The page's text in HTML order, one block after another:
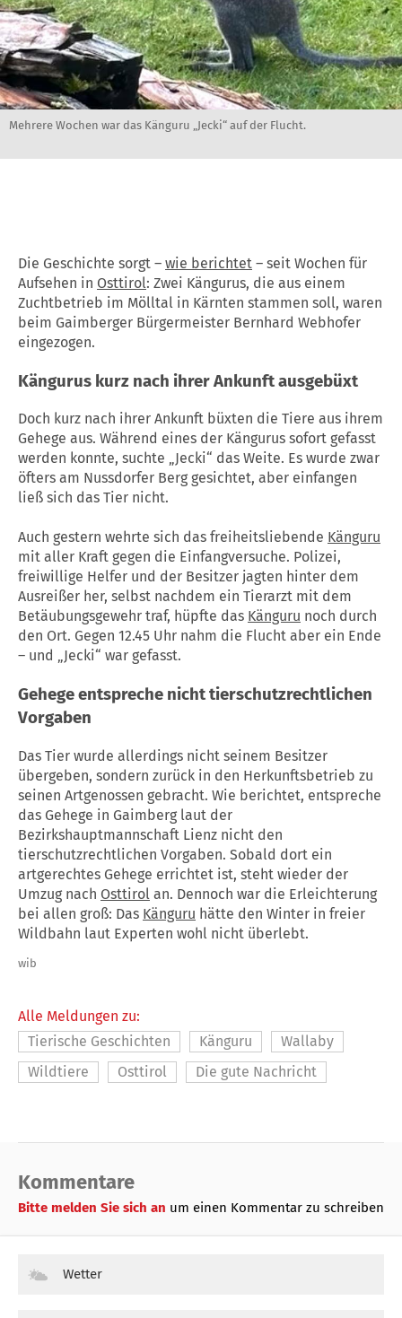
Mehrere Wochen war das Känguru „Jecki“ auf der Flucht.
Die Geschichte sorgt – wie berichtet – seit Wochen für
Aufsehen in Osttirol: Zwei Kängurus, die aus einem
Zuchtbetrieb im Mölltal in Kärnten stammen soll, waren
beim Gaimberger Bürgermeister Bernhard Webhofer
eingezogen.
Kängurus kurz nach ihrer Ankunft ausgebüxt
Doch kurz nach ihrer Ankunft büxten die Tiere aus ihrem
Gehege aus. Während eines der Kängurus sofort gefasst
werden konnte, suchte „Jecki“ das Weite. Es wurde zwar
öfters am Nussdorfer Berg gesichtet, aber einfangen
ließ sich das Tier nicht.
Auch gestern wehrte sich das freiheitsliebende Känguru
mit aller Kraft gegen die Einfangversuche. Polizei,
freiwillige Helfer und der Besitzer jagten hinter dem
Ausreißer her, selbst nachdem ein Tierarzt mit dem
Betäubungsgewehr traf, hüpfte das Känguru noch durch
den Ort. Gegen 12.45 Uhr nahm die Flucht aber ein Ende
– und „Jecki“ war gefasst.
Gehege entspreche nicht tierschutzrechtlichen
Vorgaben
Das Tier wurde allerdings nicht seinem Besitzer
übergeben, sondern zurück in den Herkunftsbetrieb zu
seinen Artgenossen gebracht. Wie berichtet, entspreche
das Gehege in Gaimberg laut der
Bezirkshauptmannschaft Lienz nicht den
tierschutzrechtlichen Vorgaben. Sobald dort ein
artgerechtes Gehege errichtet ist, steht wieder der
Umzug nach Osttirol an. Dennoch war die Erleichterung
bei allen groß: Das Känguru hätte den Winter in freier
Wildbahn laut Experten wohl nicht überlebt.
wib
Alle Meldungen zu:
Tierische Geschichten
Känguru
Wallaby
Wildtiere
Osttirol Die gute Nachricht
Kommentare
Bitte melden Sie sich an um einen Kommentar zu schreiben
Wetter